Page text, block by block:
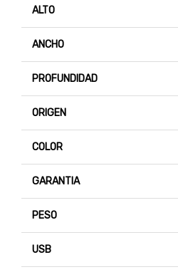
ALTO
ANCHO
PROFUNDIDAD
ORIGEN
COLOR
GARANTIA
PESO
USB